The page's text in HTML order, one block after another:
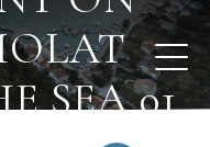
SEA 01